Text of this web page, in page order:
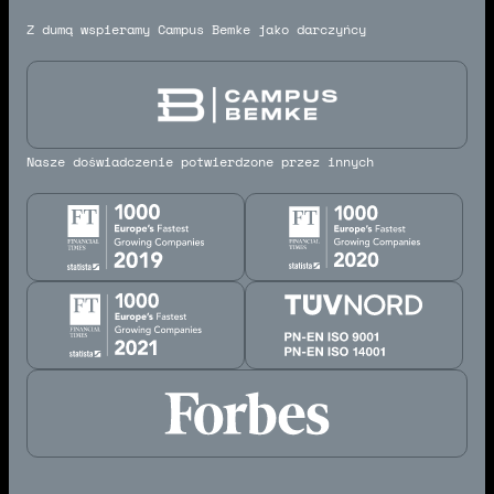
Z dumą wspieramy Campus Bemke jako darczyńcy
Nasze doświadczenie potwierdzone przez innych